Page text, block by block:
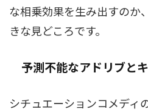
な相乗効果を生み出すのか
きな見どころです。
予測不能なアドリブと
シチュエーションコメディ